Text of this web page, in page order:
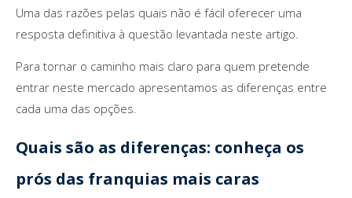
Uma das razões pelas quais não é fácil oferecer uma
resposta definitiva à questão levantada neste artigo.
Para tornar o caminho mais claro para quem pretende
entrar neste mercado apresentamos as diferenças entre
cada uma das opções.
Quais são as diferenças: conheça os
prós das franquias mais caras